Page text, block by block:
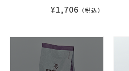
¥1,706 （税込）